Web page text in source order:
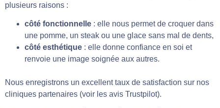
plusieurs raisons :
côté fonctionnelle : elle nous permet de croquer dans
une pomme, un steak ou une glace sans mal de dents,
côté esthétique : elle donne confiance en soi et
renvoie une image soignée aux autres.
Nous enregistrons un excellent taux de satisfaction sur nos
cliniques partenaires (voir les avis Trustpilot).